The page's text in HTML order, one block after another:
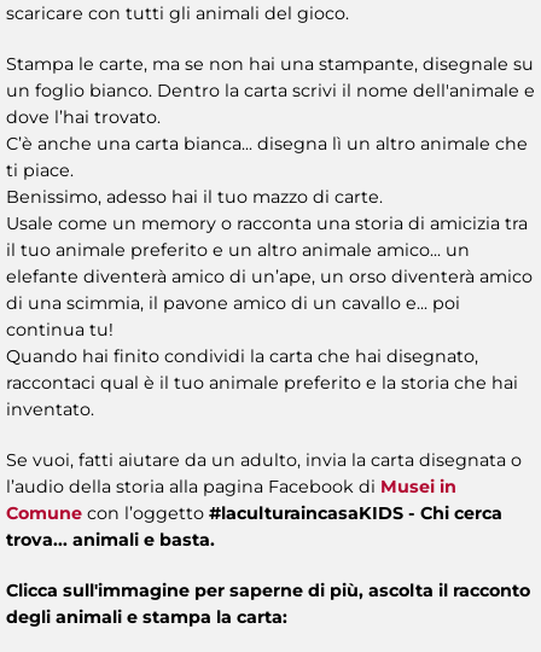
scaricare con tutti gli animali del gioco.
Stampa le carte, ma se non hai una stampante, disegnale su
un foglio bianco. Dentro la carta scrivi il nome dell'animale e
dove l’hai trovato.
C’è anche una carta bianca... disegna lì un altro animale che
ti piace.
Benissimo, adesso hai il tuo mazzo di carte.
Usale come un memory o racconta una storia di amicizia tra
il tuo animale preferito e un altro animale amico... un
elefante diventerà amico di un’ape, un orso diventerà amico
di una scimmia, il pavone amico di un cavallo e... poi
continua tu!
Quando hai finito condividi la carta che hai disegnato,
raccontaci qual è il tuo animale preferito e la storia che hai
inventato.
Se vuoi, fatti aiutare da un adulto, invia la carta disegnata o
l’audio della storia alla pagina Facebook di Musei in
Comune con l’oggetto #laculturaincasaKIDS - Chi cerca
trova... animali e basta.
Clicca sull'immagine per saperne di più, ascolta il racconto
degli animali e stampa la carta: